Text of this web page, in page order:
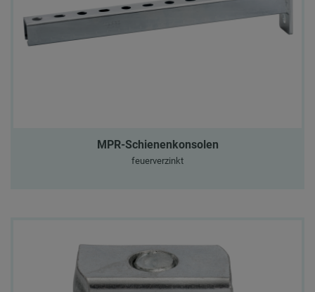
MPR-Schienenkonsolen
feuerverzinkt